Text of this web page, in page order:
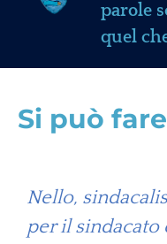
parole
quel
Si può fare
Nello,
per il